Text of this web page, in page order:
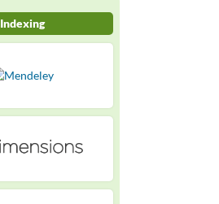
Indexing